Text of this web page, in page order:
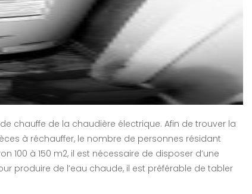
chauffe de la chaudière électrique. Afin de trouver la
à réchauffer, le nombre de personnes résidant
100 à 150 m2, il est nécessaire de disposer d’une
produire de l’eau chaude, il est préférable de tabler